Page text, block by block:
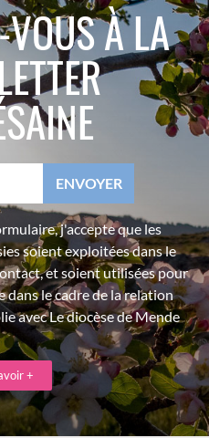
À LA
j'accepte que les
soient exploitées dans le
et soient utilisées pour
dans le cadre de la relation
avec Le diocèse de Mende
+